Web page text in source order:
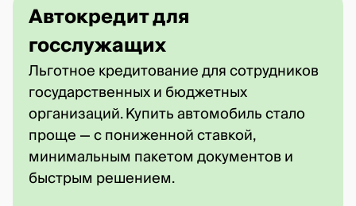
Автокредит для
госслужащих
Льготное кредитование для сотрудников
государственных и бюджетных
организаций. Купить автомобиль стало
проще — с пониженной ставкой,
минимальным пакетом документов и
быстрым решением.